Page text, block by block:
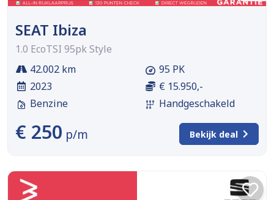
SEAT Ibiza
1.0 EcoTSI 95pk Style
42.002 km
2023
Benzine
95 PK
€ 15.950,-
Handgeschakeld
€ 250 p/m Bekijk deal